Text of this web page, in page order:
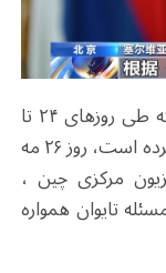
الکساندر ووچیچ رئیس‌جمهوری صربستان که طی روزهای ۲۴ تا
۲۸ مه برای انجام دیدار دولتی به چین سفر کرده است، روز ۲۶ مه
مرکزی چین ،
تایوان همواره